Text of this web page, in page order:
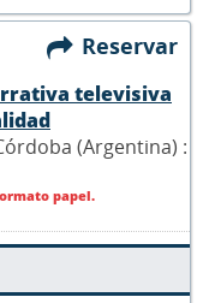
Reservar
televisiva
(Argentina) :
papel.